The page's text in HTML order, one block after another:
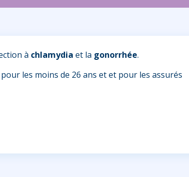
à chlamydia et la gonorrhée.
les moins de 26 ans et et pour les assurés